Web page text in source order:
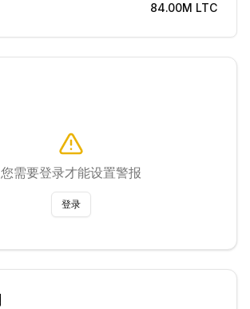
84.00M LTC
您需要登录才能设置警报
登录